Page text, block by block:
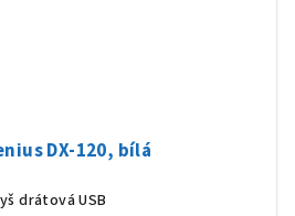
DX-120, bílá
drátová USB